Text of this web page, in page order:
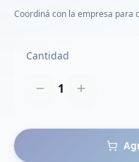
Coordiná con la empresa para
Cantidad
1